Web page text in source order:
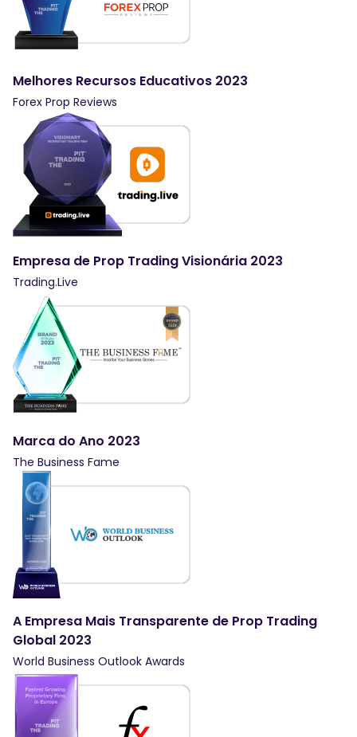
Melhores Recursos Educativos 2023
Forex Prop Reviews
Empresa de Prop Trading Visionária 2023
Trading.Live
Marca do Ano 2023
The Business Fame
A Empresa Mais Transparente de Prop Trading
Global 2023
World Business Outlook Awards